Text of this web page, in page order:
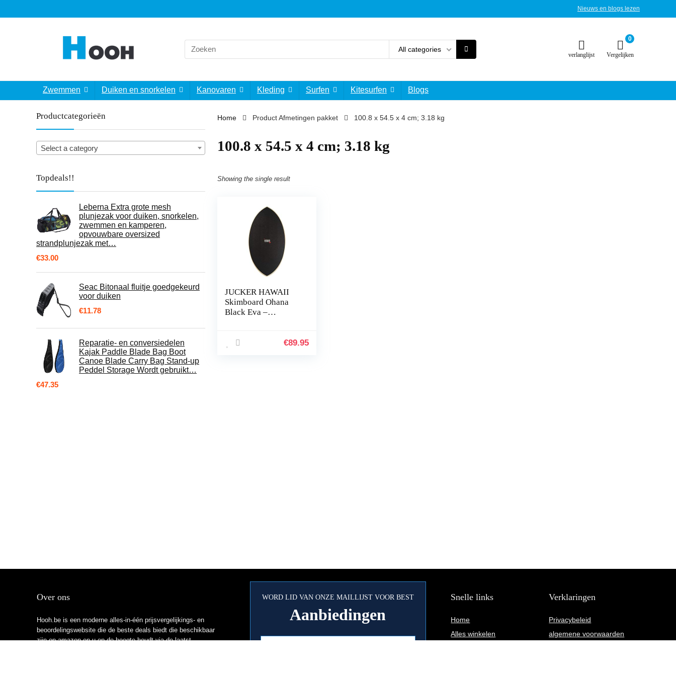
Nieuws en blogs lezen
Search
for:
All categories
verlanglijst
0
Vergelijken
Zwemmen Duiken en snorkelen Kanovaren Kleding Surfen Kitesurfen Blogs
Productcategorieën
Select a category
Topdeals!!
Leberna Extra grote mesh
plunjezak voor duiken, snorkelen,
zwemmen en kamperen,
opvouwbare oversized
strandplunjezak met…
€33.00
Seac Bitonaal fluitje goedgekeurd
voor duiken
€11.78
Reparatie- en conversiedelen
Kajak Paddle Blade Bag Boot
Canoe Blade Carry Bag Stand-up
Peddel Storage Wordt gebruikt…
€47.35
Home Product Afmetingen pakket ‎100.8 x 54.5 x 4 cm; 3.18 kg
‎100.8 x 54.5 x 4 cm; 3.18 kg
Showing the single result
JUCKER HAWAII
Skimboard Ohana
Black Eva –
grippad
€89.95
Over ons
Hooh.be is een moderne alles-in-één prijsvergelijkings- en
beoordelingswebsite die de beste deals biedt die beschikbaar
zijn op amazon en u op de hoogte houdt via de laatst
WORD LID VAN ONZE MAILLIJST VOOR BEST
Aanbiedingen
Snelle links
Home
Alles winkelen
Verklaringen
Privacybeleid
algemene voorwaarden